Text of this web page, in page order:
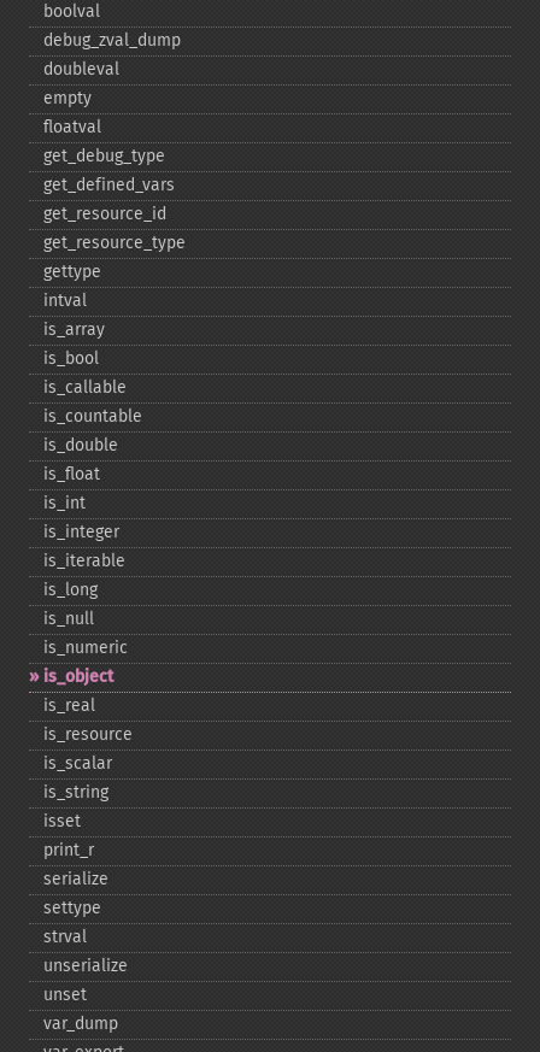
boolval
debug_​zval_​dump
doubleval
empty
floatval
get_​debug_​type
get_​defined_​vars
get_​resource_​id
get_​resource_​type
gettype
intval
is_​array
is_​bool
is_​callable
is_​countable
is_​double
is_​float
is_​int
is_​integer
is_​iterable
is_​long
is_​null
is_​numeric
is_​object
is_​real
is_​resource
is_​scalar
is_​string
isset
print_​r
serialize
settype
strval
unserialize
unset
var_​dump